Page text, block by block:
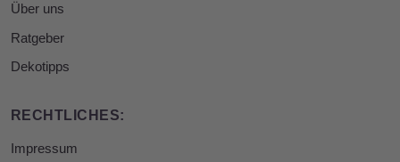
Über uns
Ratgeber
Dekotipps
RECHTLICHES:
Impressum